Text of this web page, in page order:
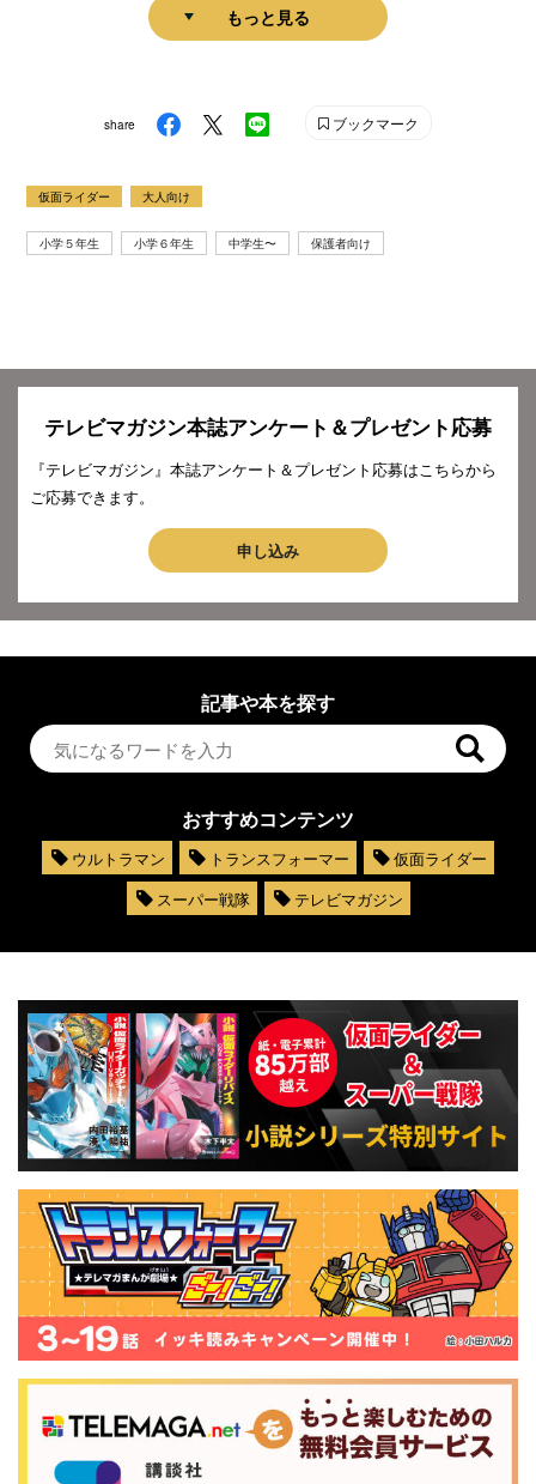
もっと見る
share ブックマーク
仮面ライダー 大人向け
小学５年生 小学６年生 中学生〜 保護者向け
テレビマガジン本誌アンケート＆プレゼント応募
『テレビマガジン』本誌アンケート＆プレゼント応募はこちらから
ご応募できます。
申し込み
記事や本を探す
おすすめコンテンツ
ウルトラマン トランスフォーマー
仮面ライダー
スーパー戦隊
テレビマガジン